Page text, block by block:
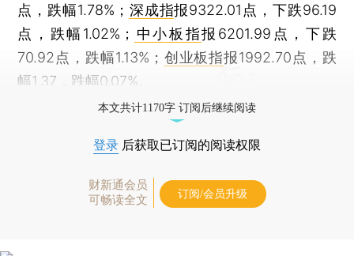
点，跌幅1.78%； 深成指报9322.01点，下跌96.19
点，跌幅1.02%； 中小板指报6201.99点，下跌
70.92点，跌幅1.13%； 创业板指报1992.70点，跌
幅1.37，跌幅0.07%。
本文共计1170字 订阅后继续阅读
登录 后获取已订阅的阅读权限
财新通会员
可畅读全文
订阅/会员升级